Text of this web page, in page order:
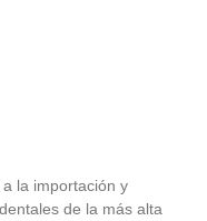
la importación y
de la más alta